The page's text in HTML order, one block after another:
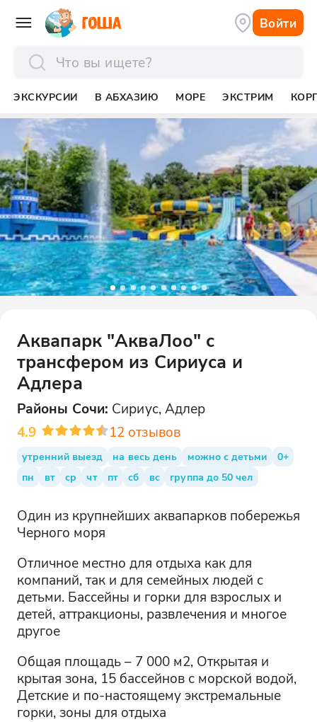
Войти
ЭКСКУРСИИ В АБХАЗИЮ МОРЕ ЭКСТРИМ
Аквапарк "АкваЛоо" с
трансфером из Сириуса и
Адлера
Районы Сочи: Сириус, Адлер
4.9
12 отзывов
утренний выезд на весь день можно с детьми
0+
пн
вт ср чт пт сб вс группа до 50 чел
Один из крупнейших аквапарков побережья
Черного моря
Отличное местно для отдыха как для
компаний, так и для семейных людей с
детьми. Бассейны и горки для взрослых и
детей, аттракционы, развлечения и многое
другое
Общая площадь – 7 000 м2, Открытая и
крытая зона, 15 бассейнов с морской водой,
Детские и по-настоящему экстремальные
горки, зоны для отдыха